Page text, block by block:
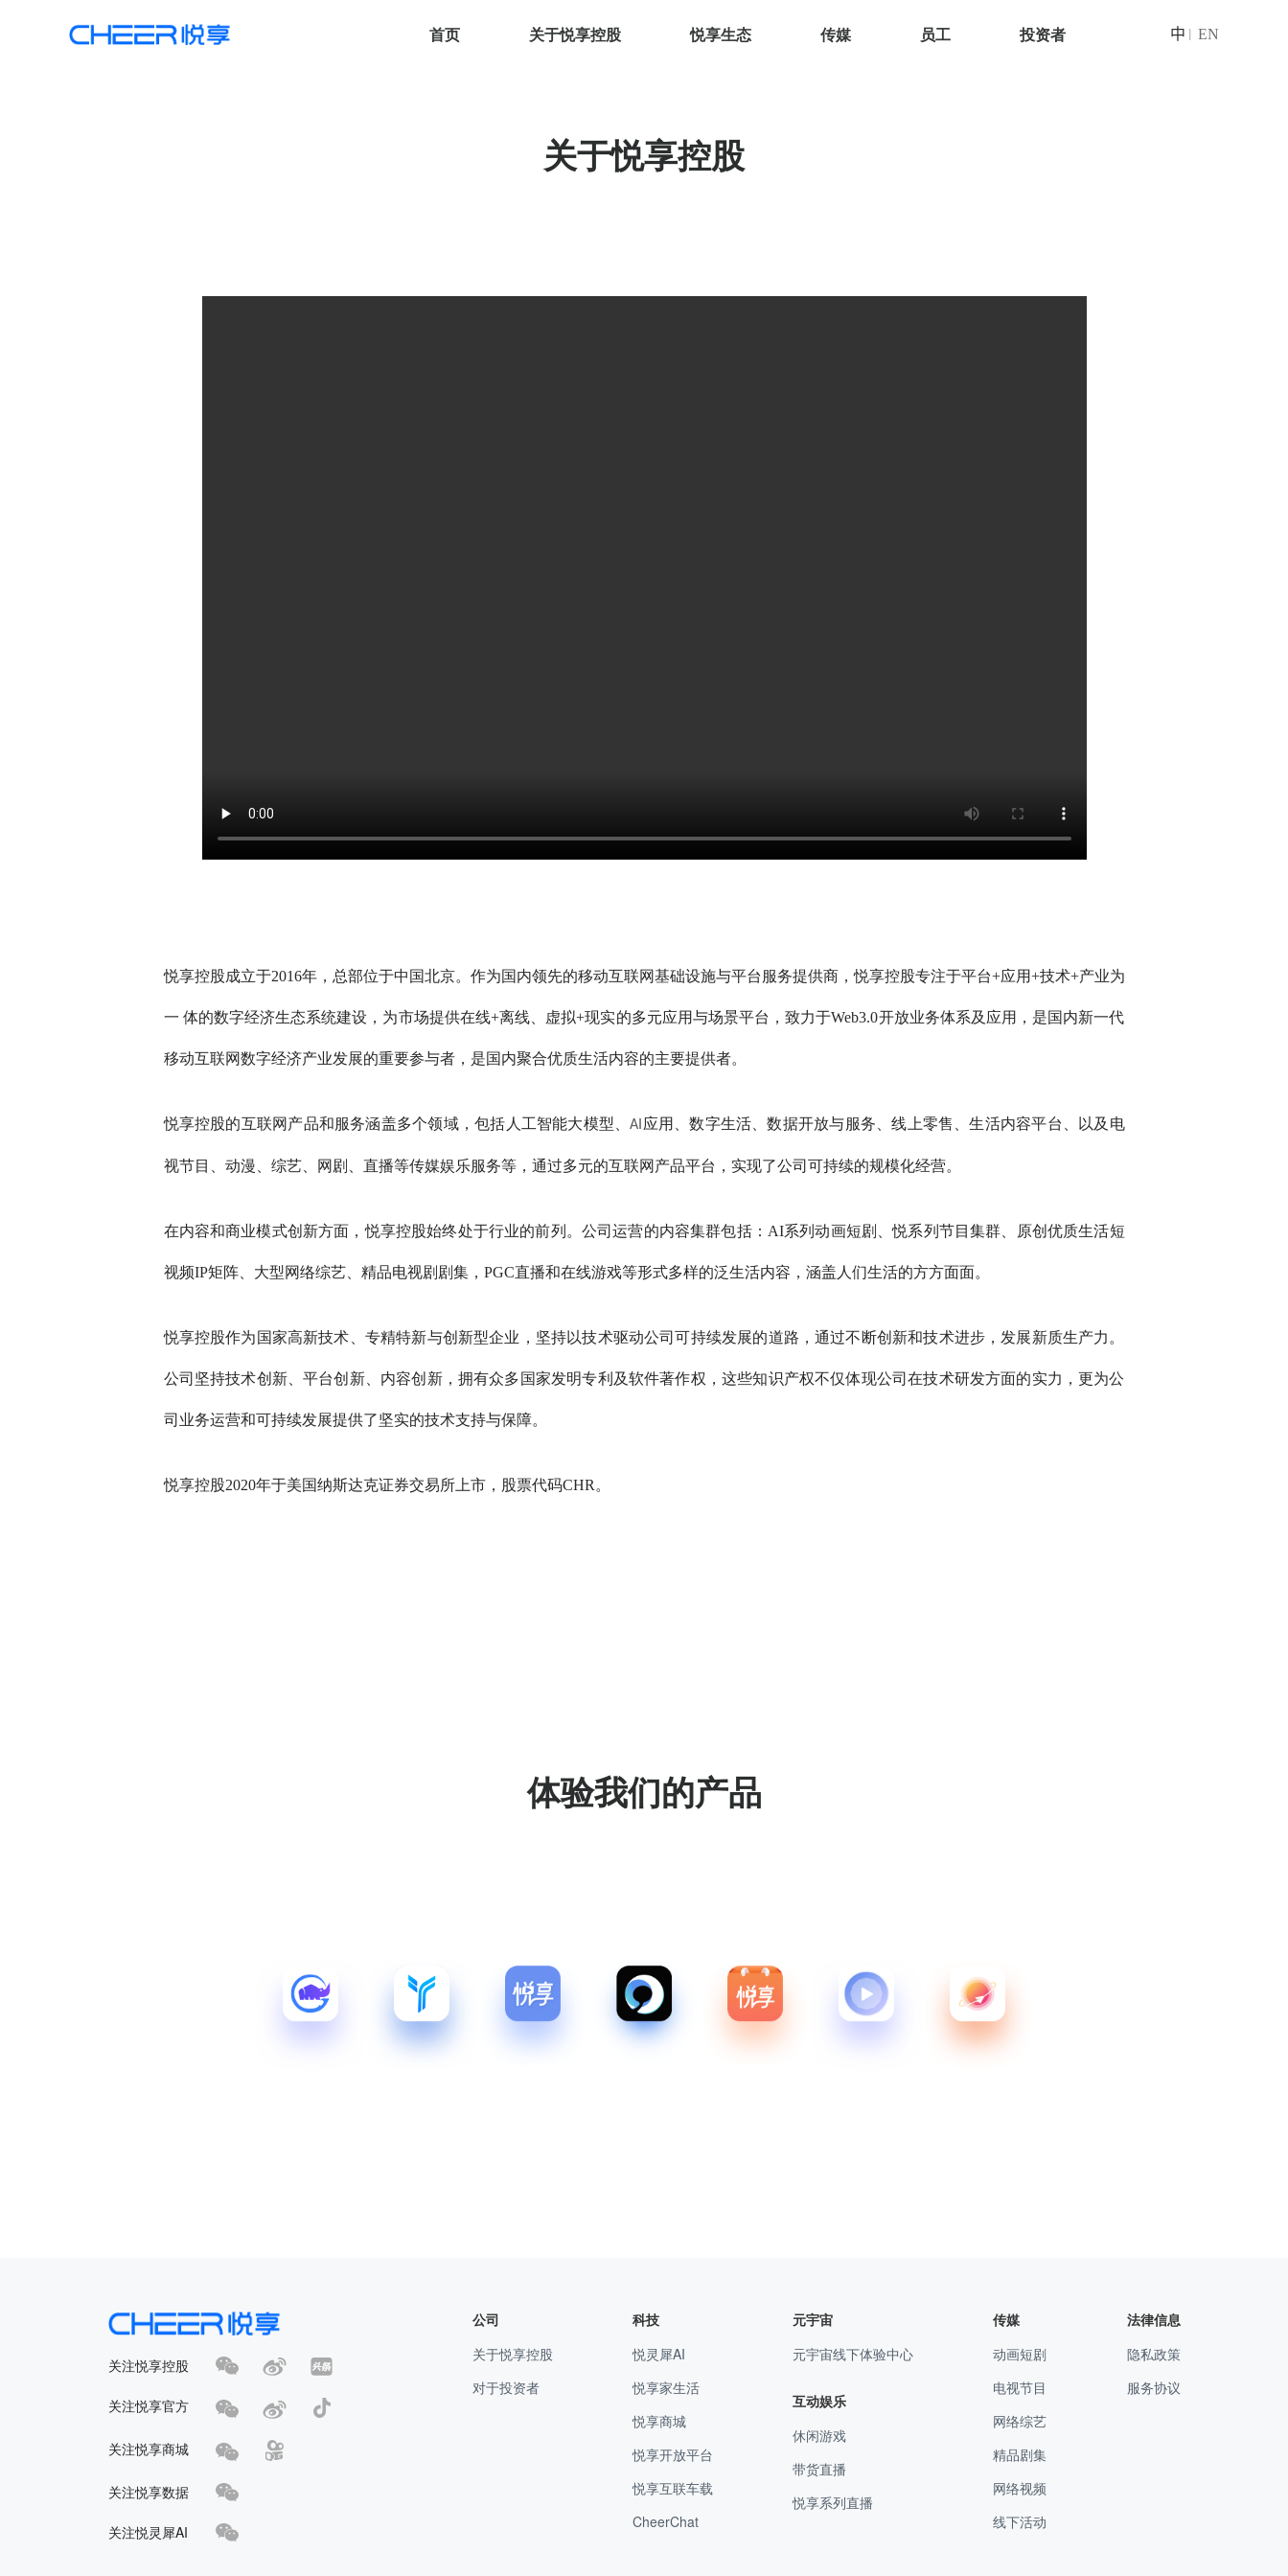
首页 关于悦享控股 悦享生态 传媒 员工 投资者 中 EN
关于悦享控股
悦享控股成立于2016年，总部位于中国北京。作为国内领先的移动互联网基础设施与平台服务提供商，悦享控股专注于平台+应用+技术+产业为
一 体的数字经济生态系统建设，为市场提供在线+离线、虚拟+现实的多元应用与场景平台，致力于Web3.0开放业务体系及应用，是国内新一代
移动互联网数字经济产业发展的重要参与者，是国内聚合优质生活内容的主要提供者。
悦享控股的互联网产品和服务涵盖多个领域，包括人工智能大模型、AI 应用、数字生活、数据开放与服务、线上零售、生活内容平台、以及电
视节目、动漫、综艺、网剧、直播等传媒娱乐服务等，通过多元的互联网产品平台，实现了公司可持续的规模化经营。
在内容和商业模式创新方面，悦享控股始终处于行业的前列。公司运营的内容集群包括：AI系列动画短剧、悦系列节目集群、原创优质生活短
视频IP矩阵、大型网络综艺、精品电视剧剧集，PGC直播和在线游戏等形式多样的泛生活内容，涵盖人们生活的方方面面。
悦享控股作为国家高新技术、专精特新与创新型企业，坚持以技术驱动公司可持续发展的道路，通过不断创新和技术进步，发展新质生产力。
公司坚持技术创新、平台创新、内容创新，拥有众多国家发明专利及软件著作权，这些知识产权不仅体现公司在技术研发方面的实力，更为公
司业务运营和可持续发展提供了坚实的技术支持与保障。
悦享控股2020年于美国纳斯达克证券交易所上市，股票代码CHR。
体验我们的产品
关注悦享控股
关注悦享官方
关注悦享商城
关注悦享数据
关注悦灵犀AI
公司
关于悦享控股
对于投资者
科技
悦灵犀AI
悦享家生活
悦享商城
悦享开放平台
悦享互联车载
CheerChat
元宇宙
元宇宙线下体验中心
互动娱乐
休闲游戏
带货直播
悦享系列直播
传媒
动画短剧
电视节目
网络综艺
精品剧集
网络视频
线下活动
法律信息
隐私政策
服务协议